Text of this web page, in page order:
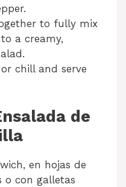
to fully mix
a creamy,
chill and serve
de
en hojas de
o con galletas